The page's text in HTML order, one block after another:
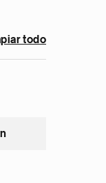
todo